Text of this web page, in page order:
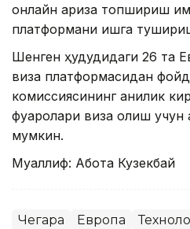
онлайн ариза топшириш
платформани ишга
Шенген ҳудудидаги 26 та
виза платформасидан
комиссиясининг аниқлик
фуқаролари виза олиш
мумкин.
Муаллиф: Ақбота Кузекбай
Чегара Европа